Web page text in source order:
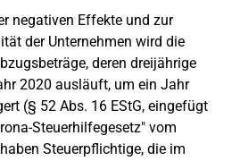
negativen Effekte und zur
der Unternehmen wird die
deren dreijährige
2020 ausläuft, um ein Jahr
(§ 52 Abs. 16 EStG, eingefügt
Steuerhilfegesetz" vom
Steuerpflichtige, die im